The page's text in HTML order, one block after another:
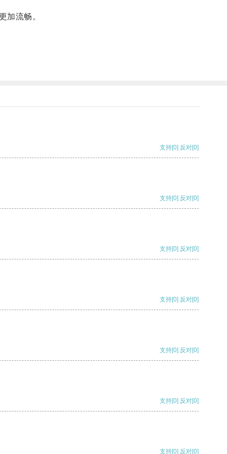
加流畅。
支持[0] 反对[0]
支持[0] 反对[0]
支持[0] 反对[0]
支持[0] 反对[0]
支持[0] 反对[0]
支持[0] 反对[0]
支持[0] 反对[0]